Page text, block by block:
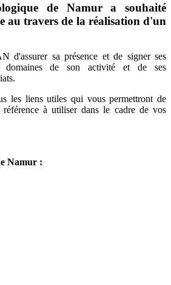
de Namur a souhaité
au travers de la réalisation d'un
d'assurer sa présence et de signer ses
domaines de son activité et de ses
les liens utiles qui vous permettront de
à utiliser dans le cadre de vos
Namur :